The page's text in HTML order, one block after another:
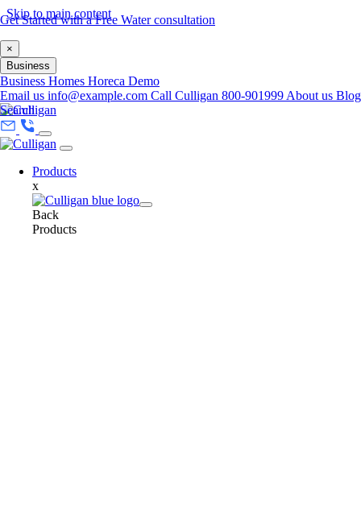
Skip to main content
Get Started with a Free Water consultation
×
Business
Business Homes Horeca Demo
Email us info@example.com Call Culligan 800-901999 About us Blog
Search
Products
x
Back
Products